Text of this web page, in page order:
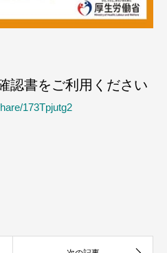
認書をご利用ください
173Tpjutg2